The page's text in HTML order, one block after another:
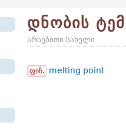
დნობის
არსებითი სახელი
ფიზ. melting point